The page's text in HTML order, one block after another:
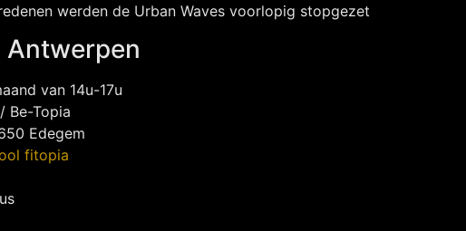
werden de Urban Waves voorlopig stopgezet
Antwerpen
van 14u-17u
Be-Topia
Edegem
fitopia